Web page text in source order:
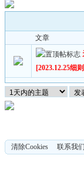
文章
[2023.12.25细
清除Cookies 联系我们